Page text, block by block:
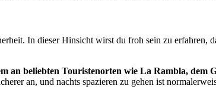
In dieser Hinsicht wirst du froh sein zu erfahren,
an beliebten Touristenorten wie La Rambla, dem
an, und nachts spazieren zu gehen ist